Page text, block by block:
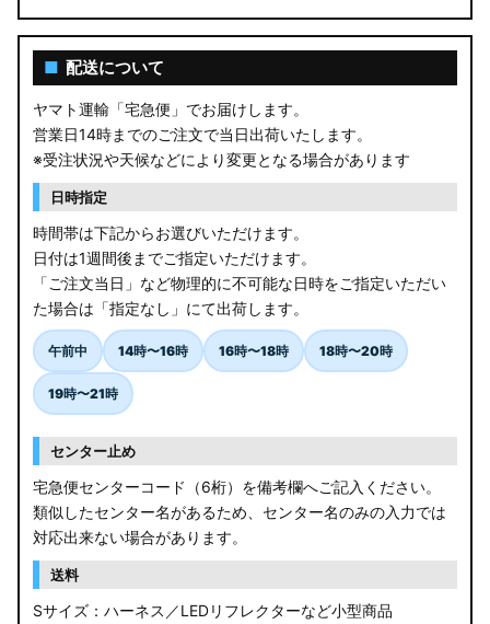
AGL10W RX450h
USF/UVF4# LS600h
JF5/6 N-BOX カスタム
MK94S/MK54S スペーシア / カスタム
ZCEDS/ZDEDS/ZCDDS/ZDDDS スイフト
AZSH36W/AZSH37W クラウンスポーツ
LA400K コペン
汎用LEDバルブ
アウトレット
JB64W/JB74W/JC74W ジムニー/シエラ/ノマド
■ 配送について
ヤマト運輸「宅急便」でお届けします。
営業日14時までのご注文で当日出荷いたします。
※受注状況や天候などにより変更となる場合があります
日時指定
時間帯は下記からお選びいただけます。
日付は1週間後までご指定いただけます。
「ご注文当日」など物理的に不可能な日時をご指定いただい
た場合は「指定なし」にて出荷します。
午前中 14時〜16時 16時〜18時 18時〜20時
19時〜21時
センター止め
宅急便センターコード（6桁）を備考欄へご記入ください。
類似したセンター名があるため、センター名のみの入力では
対応出来ない場合があります。
送料
Sサイズ：ハーネス／LEDリフレクターなど小型商品